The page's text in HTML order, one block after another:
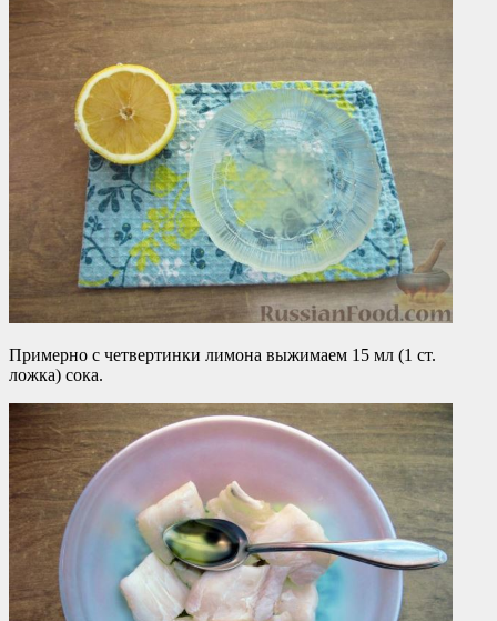
Примерно с четвертинки лимона выжимаем 15 мл (1 ст.
ложка) сока.